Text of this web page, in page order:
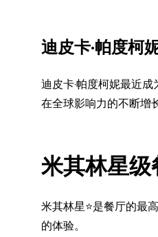
迪皮卡·帕度柯
迪皮卡·帕度柯妮最近
在全球影响力的不断增
米其林星
米其林星⭐是餐厅的最
的体验。